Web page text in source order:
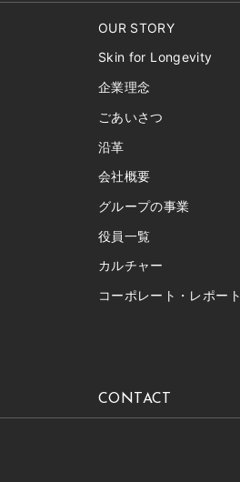
OUR STORY
Skin for Longevity
企業理念
ごあいさつ
沿革
会社概要
グループの事業
役員一覧
カルチャー
コーポレート・レポート
CONTACT